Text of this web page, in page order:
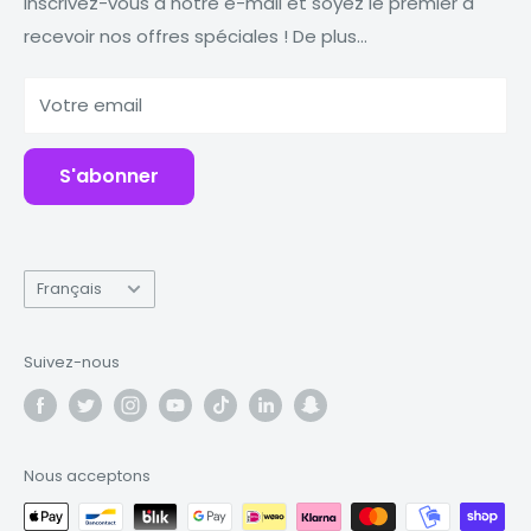
Comprimés
Accessoires
Pourquoi Fonez ?
recevoir nos offres spéciales ! De plus...
Votre email
S'abonner
Langue
Français
Suivez-nous
Nous acceptons